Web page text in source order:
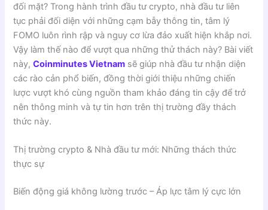
đối mặt? Trong hành trình đầu tư crypto, nhà đầu tư liên
tục phải đối diện với những cạm bẫy thông tin, tâm lý
FOMO luôn rình rập và nguy cơ lừa đảo xuất hiện khắp nơi.
Vậy làm thế nào để vượt qua những thử thách này? Bài viết
này,Coinminutes Vietnam sẽ giúp nhà đầu tư nhận diện
các rào cản phổ biến, đồng thời giới thiệu những chiến
lược vượt khó cùng nguồn tham khảo đáng tin cậy để trở
nên thông minh và tự tin hơn trên thị trường đầy thách
thức này.
Thị trường crypto & Nhà đầu tư mới: Những thách thức
thực sự
Biến động giá không lường trước – Áp lực tâm lý cực lớn